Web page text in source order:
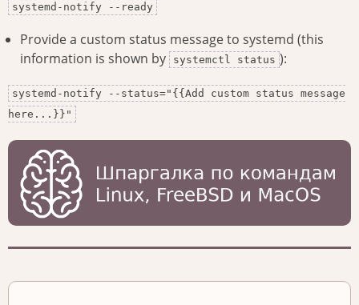
systemd-notify --ready
Provide a custom status message to systemd (this
information is shown by
systemctl status ):
systemd-notify --status="{{Add custom status message
here...}}"